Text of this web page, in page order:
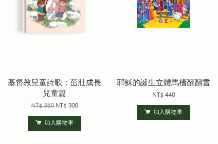
基督教兒童詩歌：茁壯成長
兒童篇
NT$ 380NT$ 300
加入購物車
耶穌的誕生立體馬槽翻翻書
NT$ 440
加入購物車